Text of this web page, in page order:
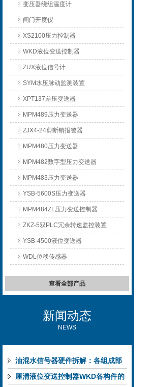
变压器绕组温度计
闸门开度仪
XS2100压力控制器
WKD液位变送控制器
ZUX液位信号计
SYM水压脉动监测装置
XPT137差压变送器
MPM489压力变送器
ZJX4-24剪断销报警器
MPM480压力变送器
MPM482数字型压力变送器
MPM483压力变送器
YSB-5600S压力变送器
MPM484ZL压力变送控制器
ZKZ-5双PLC冗余转速监控装置
YSB-4500液位变送器
WDL位移传感器
查看全部产品
新闻动态
NEWS
油混水信号器硬件拆解：各组成部
件的功能特点与性能指标
厘清液位变送控制器WKD各构件的